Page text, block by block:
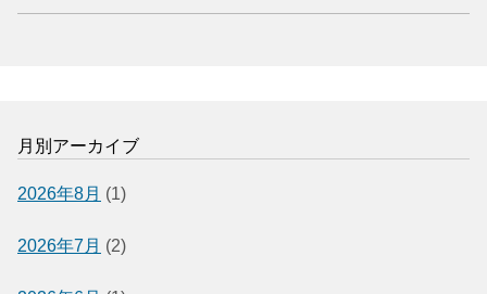
月別アーカイブ
2026年8月 (1)
2026年7月 (2)